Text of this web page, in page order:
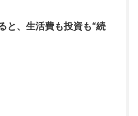
と、生活費も投資も“続